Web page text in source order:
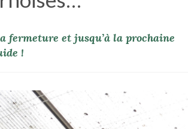
fermeture et jusqu’à la prochaine
!